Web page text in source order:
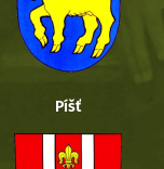
Píšť